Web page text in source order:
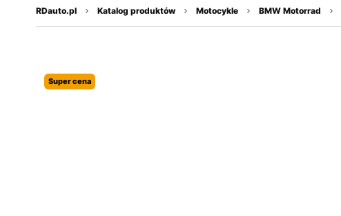
RDauto.pl Katalog produktów Motocykle BMW Motorrad
Super cena